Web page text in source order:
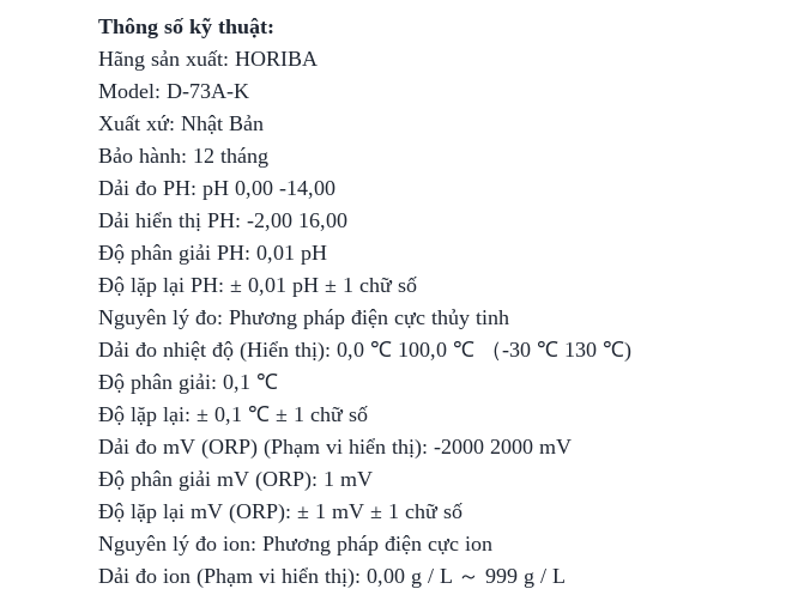
Thông số kỹ thuật:
Hãng sản xuất: HORIBA
Model: D-73A-K
Xuất xứ: Nhật Bản
Bảo hành: 12 tháng
Dải đo PH: pH 0,00 -14,00
Dải hiển thị PH: -2,00 16,00
Độ phân giải PH: 0,01 pH
Độ lặp lại PH: ± 0,01 pH ± 1 chữ số
Nguyên lý đo: Phương pháp điện cực thủy tinh
Dải đo nhiệt độ (Hiển thị): 0,0 ℃ 100,0 ℃ （-30 ℃ 130 ℃)
Độ phân giải: 0,1 ℃
Độ lặp lại: ± 0,1 ℃ ± 1 chữ số
Dải đo mV (ORP) (Phạm vi hiển thị): -2000 2000 mV
Độ phân giải mV (ORP): 1 mV
Độ lặp lại mV (ORP): ± 1 mV ± 1 chữ số
Nguyên lý đo ion: Phương pháp điện cực ion
Dải đo ion (Phạm vi hiển thị): 0,00 g / L ～ 999 g / L